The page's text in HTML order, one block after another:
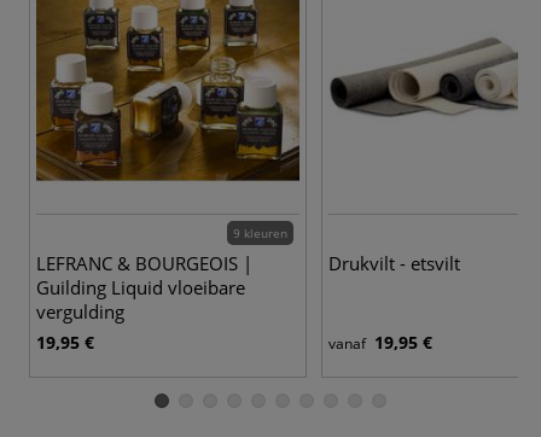
9 kleuren
LEFRANC & BOURGEOIS |
Guilding Liquid vloeibare
vergulding
19,95 €
Drukvilt - etsvilt
vanaf 19,95 €